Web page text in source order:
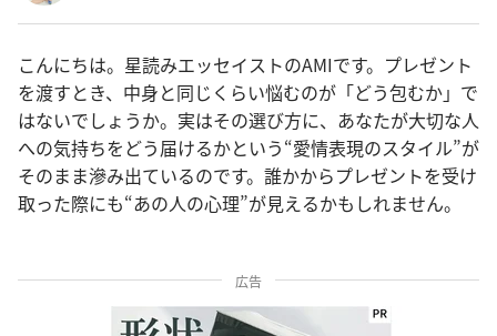
こんにちは。星読みエッセイストのAMIです。プレゼント
を渡すとき、中身と同じくらい悩むのが「どう包むか」で
はないでしょうか。実はその選び方に、あなたが大切な人
への気持ちをどう届けるかという“愛情表現のスタイル”が
そのまま滲み出ているのです。誰かからプレゼントを受け
取った際にも“あの人の心理”が見えるかもしれません。
広告